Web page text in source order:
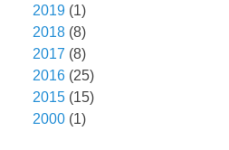
2019 (1)
2018 (8)
2017 (8)
2016 (25)
2015 (15)
2000 (1)